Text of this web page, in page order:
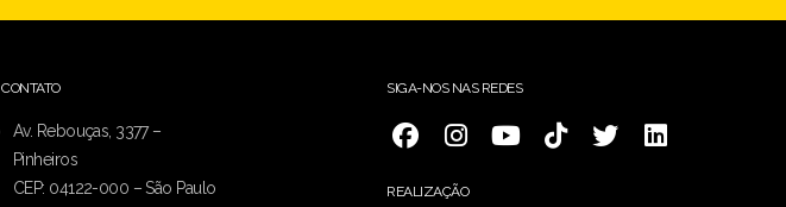
CONTATO
Av. Rebouças, 3377 –
Pinheiros
CEP: 04122-000 – São Paulo
SIGA-NOS NAS REDES
REALIZAÇÃO